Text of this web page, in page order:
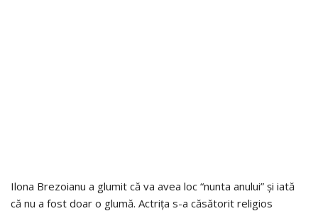
Ilona Brezoianu a glumit că va avea loc “nunta anului” și iată
că nu a fost doar o glumă. Actrița s-a căsătorit religios